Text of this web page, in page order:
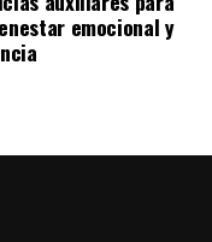
emocional y